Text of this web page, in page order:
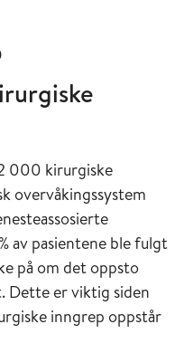
000 kirurgiske
overvåkingssystem
av pasientene ble fulgt
på om det oppsto
Dette er viktig siden
inngrep oppstår